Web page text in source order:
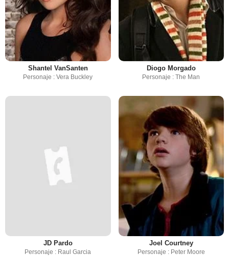
Shantel VanSanten
Personaje : Vera Buckley
Diogo Morgado
Personaje : The Man
JD Pardo
Personaje : Raul Garcia
Joel Courtney
Personaje : Peter Moore